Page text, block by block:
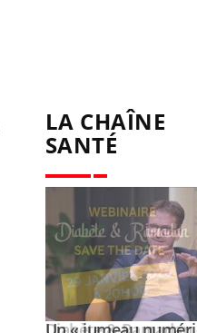
LA CHAÎNE
SANTÉ
Youtube